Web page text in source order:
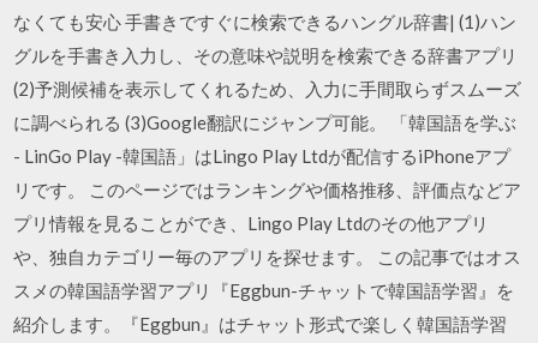
なくても安心 手書きですぐに検索できるハングル辞書| (1)ハン
グルを手書き入力し、その意味や説明を検索できる辞書アプリ
(2)予測候補を表示してくれるため、入力に手間取らずスムーズ
に調べられる (3)Google翻訳にジャンプ可能。 「韓国語を学ぶ
- LinGo Play -韓国語」はLingo Play Ltdが配信するiPhoneアプ
リです。 このページではランキングや価格推移、評価点などア
プリ情報を見ることができ、Lingo Play Ltdのその他アプリ
や、独自カテゴリー毎のアプリを探せます。 この記事ではオス
スメの韓国語学習アプリ『Eggbun-チャットで韓国語学習』を
紹介します。『Eggbun』はチャット形式で楽しく韓国語学習